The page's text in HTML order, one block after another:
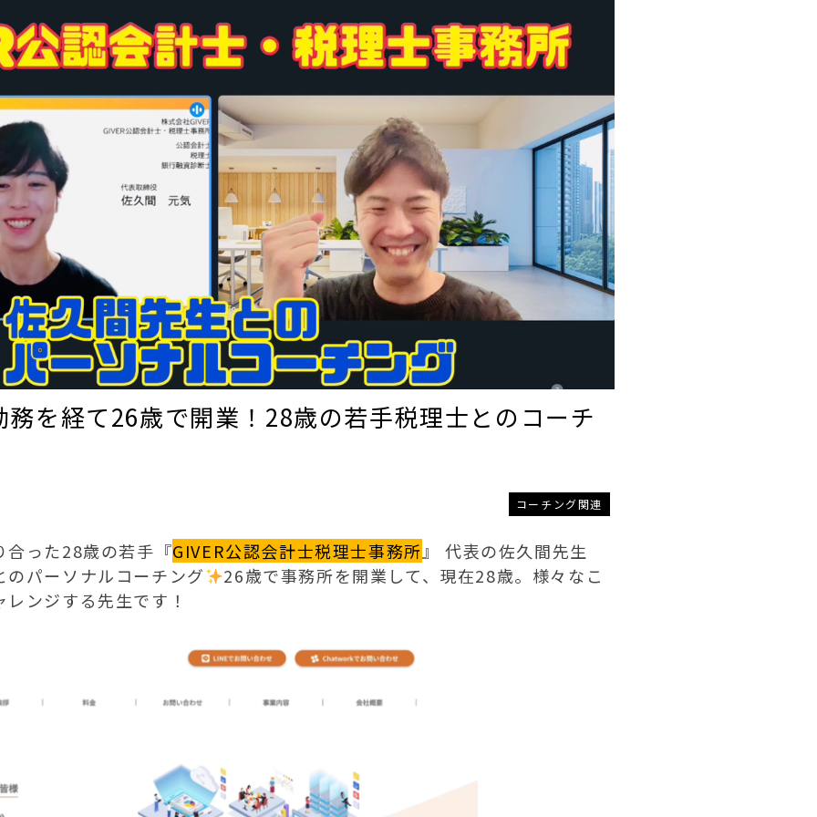
を経て26歳で開業！28歳の若手税理士とのコーチ
コーチング関連
合った28歳の若手『GIVER公認会計士税理士事務所 』 代表の佐久間先生
パーソナルコーチング
26歳で事務所を開業して、現在28歳。様々なこ
ンジする先生です！